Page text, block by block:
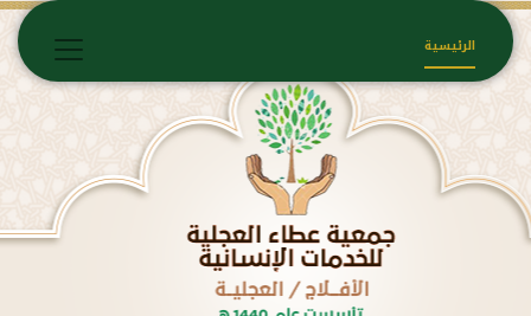
الرئيسية